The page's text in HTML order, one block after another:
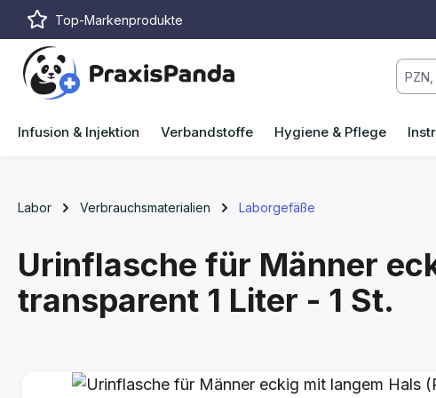
Hauptinhalt springen
Zur Suche springen
Zur Hauptnavigation springen
Top-Markenprodukte
Infusion & Injektion Verbandstoffe Hygiene & Pflege
Labor Verbrauchsmaterialien Laborgefäße
Urinflasche für Männer
transparent 1 Liter - 1 St.
Bildergalerie überspringen